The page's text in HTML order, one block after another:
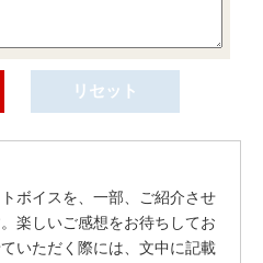
ボイスを、一部、ご紹介させ
楽しいご感想をお待ちしてお
いただく際には、文中に記載